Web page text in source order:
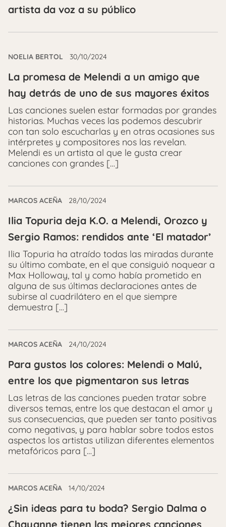
artista da voz a su público
NOELIA BERTOL 30/10/2024
La promesa de Melendi a un amigo que
hay detrás de uno de sus mayores éxitos
Las canciones suelen estar formadas por grandes
historias. Muchas veces las podemos descubrir
con tan solo escucharlas y en otras ocasiones sus
intérpretes y compositores nos las revelan.
Melendi es un artista al que le gusta crear
canciones con grandes […]
MARCOS ACEÑA 28/10/2024
Ilia Topuria deja K.O. a Melendi, Orozco y
Sergio Ramos: rendidos ante ‘El matador’
Ilia Topuria ha atraído todas las miradas durante
su último combate, en el que consiguió noquear a
Max Holloway, tal y como había prometido en
alguna de sus últimas declaraciones antes de
subirse al cuadrilátero en el que siempre
demuestra […]
MARCOS ACEÑA 24/10/2024
Para gustos los colores: Melendi o Malú,
entre los que pigmentaron sus letras
Las letras de las canciones pueden tratar sobre
diversos temas, entre los que destacan el amor y
sus consecuencias, que pueden ser tanto positivas
como negativas, y para hablar sobre todos estos
aspectos los artistas utilizan diferentes elementos
metafóricos para […]
MARCOS ACEÑA 14/10/2024
¿Sin ideas para tu boda? Sergio Dalma o
Chayanne tienen las mejores canciones